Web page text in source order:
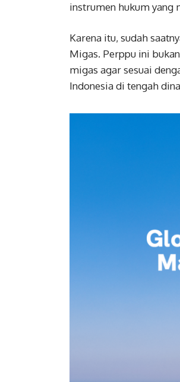
instrumen hukum yang
Karena itu, sudah
Migas. Perppu ini
migas agar sesuai
Indonesia di tengah